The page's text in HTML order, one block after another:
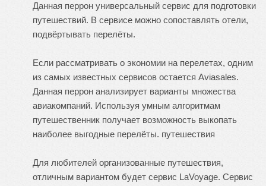
Данная перрон универсальный сервис для подготовки
путешествий. В сервисе можно сопоставлять отели,
подвёртывать перелёты.
Если рассматривать о экономии на перелетах, одним
из самых известных сервисов остается Aviasales.
Данная перрон анализирует варианты множества
авиакомпаний. Используя умным алгоритмам
путешественник получает возможность выкопать
наиболее выгодные перелёты. путешествия
Для любителей организованные путешествия,
отличным вариантом будет сервис LaVoyage. Сервис